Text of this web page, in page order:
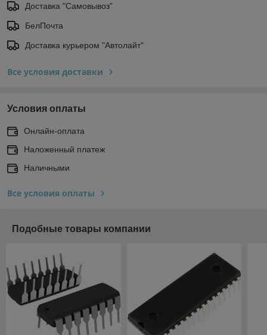
Доставка "Самовывоз"
БелПочта
Доставка курьером "Автолайт"
Все условия доставки
Условия оплаты
Онлайн-оплата
Наложенный платеж
Наличными
Все условия оплаты
Подобные товары компании